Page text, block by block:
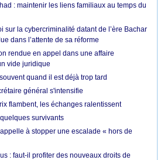
: maintenir les liens familiaux au temps du
sur la cybercriminalité datant de l’ère Bachar
dans l’attente de sa réforme
rendue en appel dans une affaire
vide juridique
quand il est déjà trop tard
général s'intensifie
flambent, les échanges ralentissent
survivants
à stopper une escalade « hors de
: faut-il profiter des nouveaux droits de